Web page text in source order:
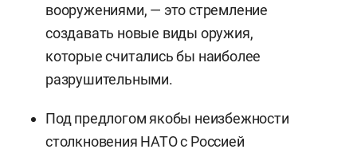
вооружениями, — это стремление
создавать новые виды оружия,
которые считались бы наиболее
разрушительными.
Под предлогом якобы неизбежности
столкновения НАТО с Россией